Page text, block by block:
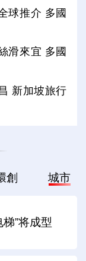
球推介 多國
滑來宜 多國
新加坡旅行
創 城市
”将成型